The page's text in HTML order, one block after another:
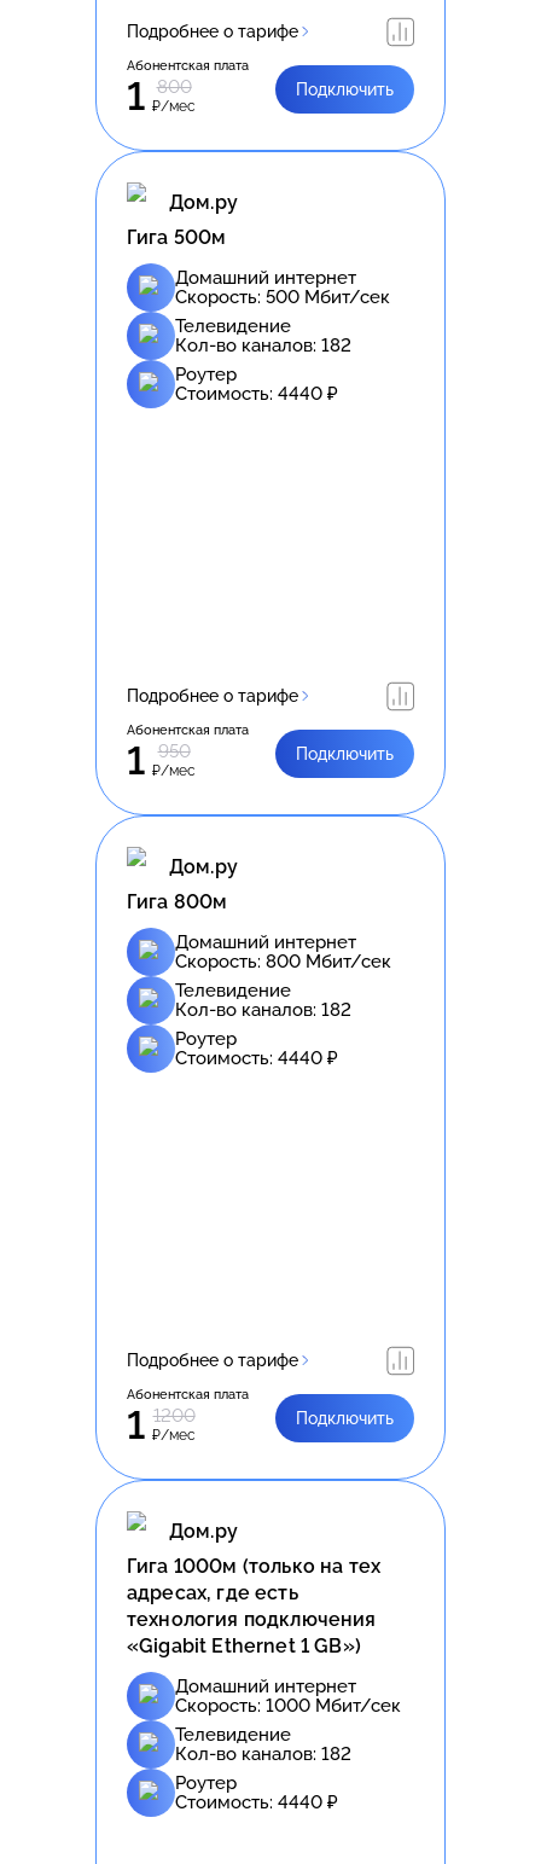
Подробнее о тарифе
Абонентская плата
1 800
₽/мес
Подключить
Дом.ру
Гига 500м
Домашний интернет
Скорость: 500 Мбит/сек
Телевидение
Кол-во каналов: 182
Роутер
Стоимость: 4440 ₽
Подробнее о тарифе
Абонентская плата
1 950
₽/мес
Подключить
Дом.ру
Гига 800м
Домашний интернет
Скорость: 800 Мбит/сек
Телевидение
Кол-во каналов: 182
Роутер
Стоимость: 4440 ₽
Подробнее о тарифе
Абонентская плата
1 1200
₽/мес
Подключить
Дом.ру
Гига 1000м (только на тех
адресах, где есть
технология подключения
«Gigabit Ethernet 1 GB»)
Домашний интернет
Скорость: 1000 Мбит/сек
Телевидение
Кол-во каналов: 182
Роутер
Стоимость: 4440 ₽